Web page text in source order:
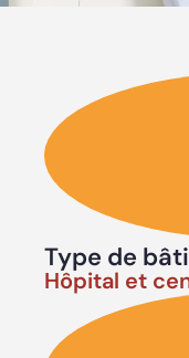
Type de
Hôpital et